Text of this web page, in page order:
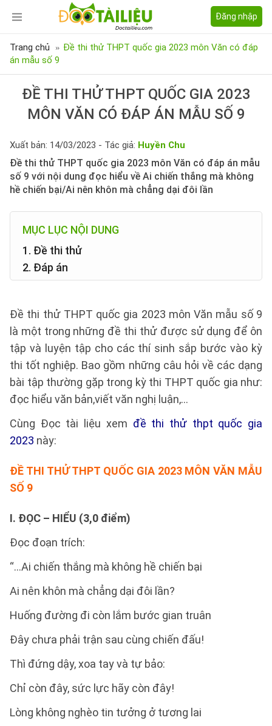
Đăng nhập
Trang chủ
Đề thi thử THPT quốc gia 2023 môn Văn có đáp
án mẫu số 9
ĐỀ THI THỬ THPT QUỐC GIA 2023
MÔN VĂN CÓ ĐÁP ÁN MẪU SỐ 9
Xuất bản: 14/03/2023 - Tác giả: Huyền Chu
Đề thi thử THPT quốc gia 2023 môn Văn có đáp án mẫu
số 9 với nội dung đọc hiểu về Ai chiến thắng mà không
hề chiến bại/Ai nên khôn mà chẳng dại đôi lần
MỤC LỤC NỘI DUNG
1. Đề thi thử
2. Đáp án
Đề thi thử THPT quốc gia 2023 môn Văn mẫu số 9
là một trong những đề thi thử được sử dụng để ôn
tập và luyện tập cho các thí sinh sắp bước vào kỳ
thi tốt nghiệp. Bao gồm những câu hỏi về các dạng
bài tập thường gặp trong kỳ thi THPT quốc gia như:
đọc hiểu văn bản,viết văn nghị luận,...
Cùng Đọc tài liệu xem đề thi thử thpt quốc gia
2023 này:
ĐỀ THI THỬTHPT QUỐC GIA 2023 MÔN VĂN MẪU
SỐ 9
I. ĐỌC – HIỂU (3,0 điểm)
Đọc đoạn trích:
“…Ai chiến thắng mà không hề chiến bại
Ai nên khôn mà chẳng dại đôi lần?
Huống đường đi còn lắm bước gian truân
Đây chưa phải trận sau cùng chiến đấu!
Thì đứng dậy, xoa tay và tự bảo:
Chỉ còn đây, sức lực hãy còn đây!
Lòng không nghèo tin tưởng ở tương lai